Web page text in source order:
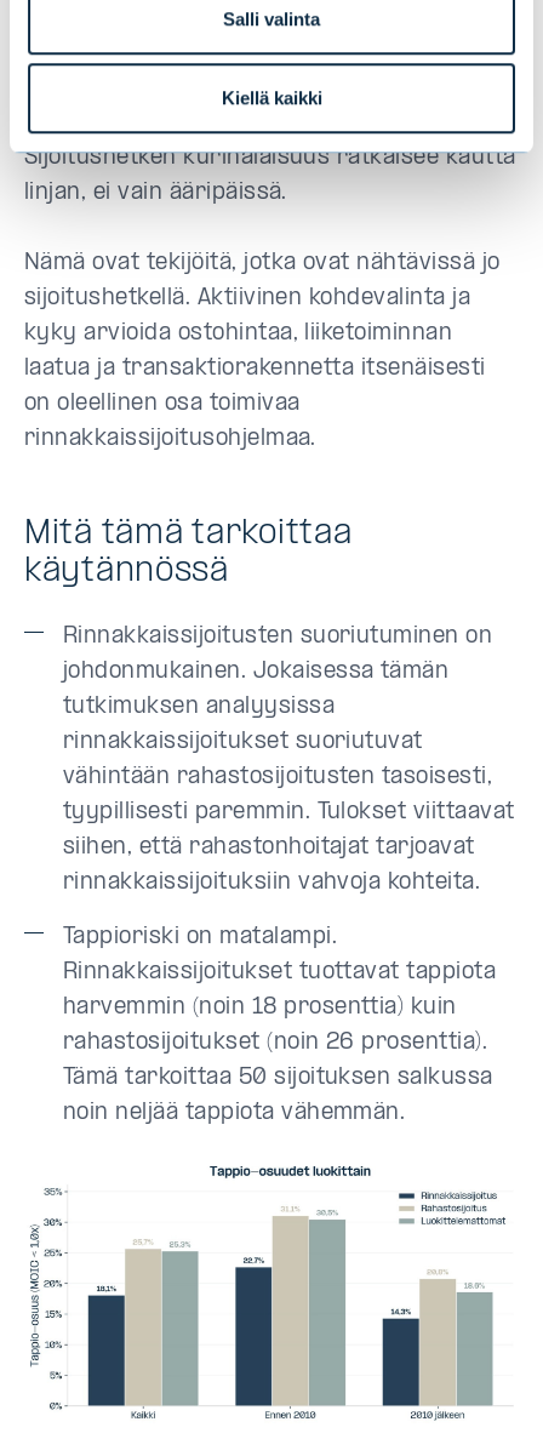
Salli valinta
Kiellä kaikki
(3,01x) tuottivat selvästi paremmin kuin
vastaavat rahastosijoitukset (2,17x), ja
neljännen kvantiilin rinnakkaissijoitukset
Sijoitushetken kurinalaisuus ratkaisee kautta
linjan, ei vain ääripäissä.
Nämä ovat tekijöitä, jotka ovat nähtävissä jo
sijoitushetkellä. Aktiivinen kohdevalinta ja
kyky arvioida ostohintaa, liiketoiminnan
laatua ja transaktiorakennetta itsenäisesti
on oleellinen osa toimivaa
rinnakkaissijoitusohjelmaa.
Mitä tämä tarkoittaa
käytännössä
Rinnakkaissijoitusten suoriutuminen on
johdonmukainen. Jokaisessa tämän
tutkimuksen analyysissa
rinnakkaissijoitukset suoriutuvat
vähintään rahastosijoitusten tasoisesti,
tyypillisesti paremmin. Tulokset viittaavat
siihen, että rahastonhoitajat tarjoavat
rinnakkaissijoituksiin vahvoja kohteita.
Tappioriski on matalampi.
Rinnakkaissijoitukset tuottavat tappiota
harvemmin (noin 18 prosenttia) kuin
rahastosijoitukset (noin 26 prosenttia).
Tämä tarkoittaa 50 sijoituksen salkussa
noin neljää tappiota vähemmän.